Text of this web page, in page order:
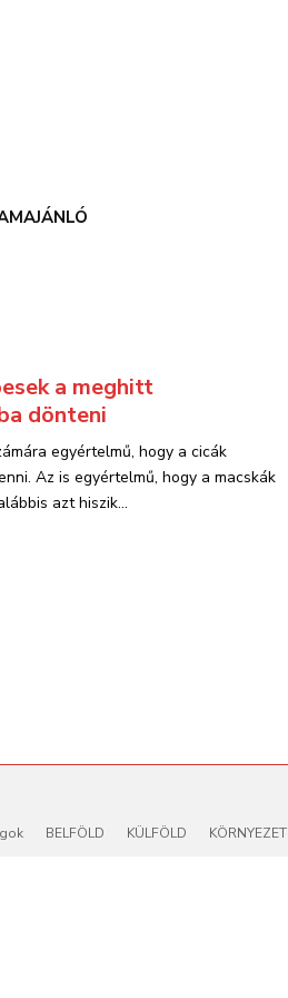
a meghitt
dönteni
egyértelmű, hogy a cicák
Az is egyértelmű, hogy a macskák
azt hiszik...
BELFÖLD KÜLFÖLD KÖRNYEZET